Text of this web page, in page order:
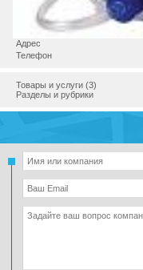
Страна
Регион
Адрес
Телефон
Товары и услуги (3)
Разделы и рубрики